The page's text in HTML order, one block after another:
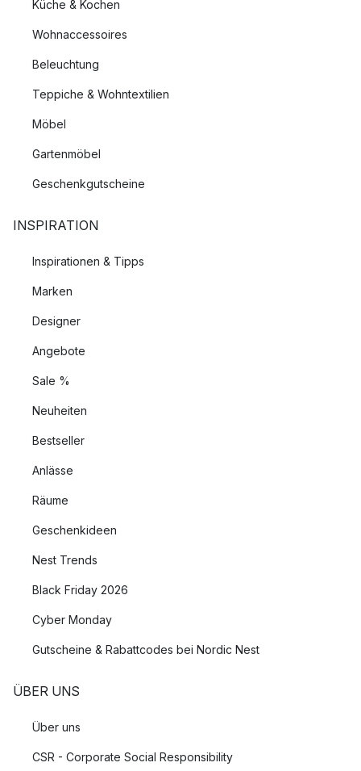
Küche & Kochen
Wohnaccessoires
Beleuchtung
Teppiche & Wohntextilien
Möbel
Gartenmöbel
Geschenkgutscheine
INSPIRATION
Inspirationen & Tipps
Marken
Designer
Angebote
Sale %
Neuheiten
Bestseller
Anlässe
Räume
Geschenkideen
Nest Trends
Black Friday 2026
Cyber Monday
Gutscheine & Rabattcodes bei Nordic Nest
ÜBER UNS
Über uns
CSR - Corporate Social Responsibility